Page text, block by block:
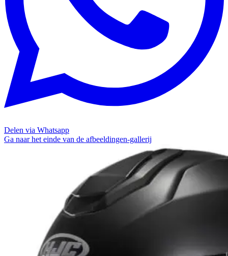
Delen via Whatsapp
Ga naar het einde van de afbeeldingen-gallerij